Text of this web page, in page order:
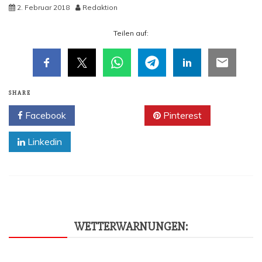
2. Februar 2018 Redaktion
Tei­len auf:
SHARE
Facebook Pinterest
Linkedin
WET­TER­WAR­NUN­GEN: